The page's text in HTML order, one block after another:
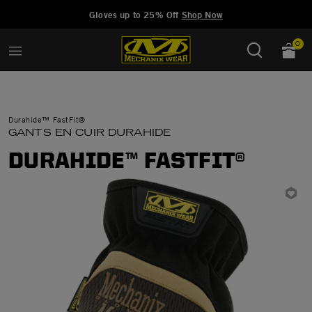
Gloves up to 25% Off Shop Now
0
Durahide™ FastFit®
GANTS EN CUIR DURAHIDE
DURAHIDE™ FASTFIT®
Manage Wishlist